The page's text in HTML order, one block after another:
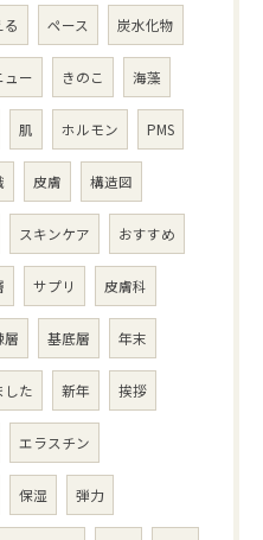
る ペース 炭水化物
ュー きのこ 海藻
肌 ホルモン PMS
皮膚 構造図
スキンケア おすすめ
サプリ 皮膚科
層 基底層 年末
した 新年 挨拶
エラスチン
保湿 弾力